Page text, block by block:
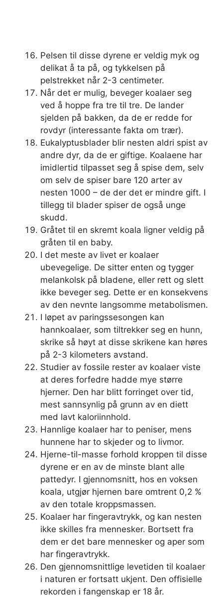
Pelsen til disse dyrene er veldig myk og
delikat å ta på, og tykkelsen på
pelstrekket når 2-3 centimeter.
Når det er mulig, beveger koalaer seg
ved å hoppe fra tre til tre. De lander
sjelden på bakken, da de er redde for
rovdyr (interessante fakta om trær).
Eukalyptusblader blir nesten aldri spist av
andre dyr, da de er giftige. Koalaene har
imidlertid tilpasset seg å spise dem, selv
om selv de spiser bare 120 arter av
nesten 1000 – de der det er mindre gift. I
tillegg til blader spiser de også unge
skudd.
Gråtet til en skremt koala ligner veldig på
gråten til en baby.
I det meste av livet er koalaer
ubevegelige. De sitter enten og tygger
melankolsk på bladene, eller rett og slett
ikke beveger seg. Dette er en konsekvens
av den nevnte langsomme metabolismen.
I løpet av paringssesongen kan
hannkoalaer, som tiltrekker seg en hunn,
skrike så høyt at disse skrikene kan høres
på 2-3 kilometers avstand.
Studier av fossile rester av koalaer viste
at deres forfedre hadde mye større
hjerner. Den har blitt forringet over tid,
mest sannsynlig på grunn av en diett
med lavt kaloriinnhold.
Hannlige koalaer har to peniser, mens
hunnene har to skjeder og to livmor.
Hjerne-til-masse forhold kroppen til disse
dyrene er en av de minste blant alle
pattedyr. I gjennomsnitt, hos en voksen
koala, utgjør hjernen bare omtrent 0,2 %
av den totale kroppsmassen.
Koalaer har fingeravtrykk, og kan nesten
ikke skilles fra mennesker. Bortsett fra
dem er det bare mennesker og aper som
har fingeravtrykk.
Den gjennomsnittlige levetiden til koalaer
i naturen er fortsatt ukjent. Den offisielle
rekorden i fangenskap er 18 år.